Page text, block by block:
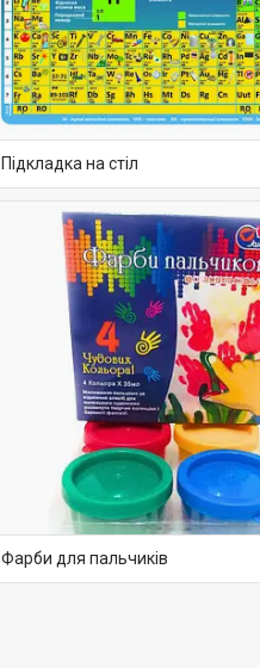
Підкладка на стіл
Фарби для пальчиків